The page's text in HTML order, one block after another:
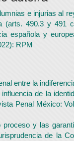
e injurias al
(arts. 490.3 y 491
española y
RPM
entre la
de la
Penal México:
proceso y las
de la